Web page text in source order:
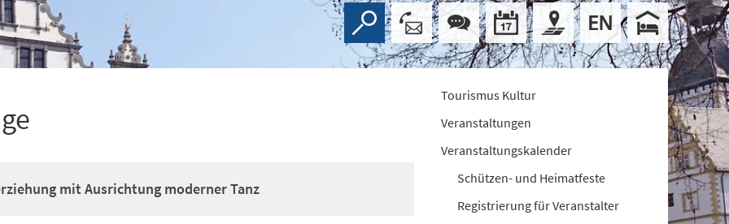
mit Ausrichtung moderner Tanz
Tourismus Kultur
Veranstaltungen
Veranstaltungskalender
Schützen- und Heimatfeste
Registrierung für Veranstalter